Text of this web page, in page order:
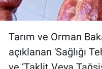
Tarım ve Orman
açıklanan 'Sağlığı
İlan
Kimdir